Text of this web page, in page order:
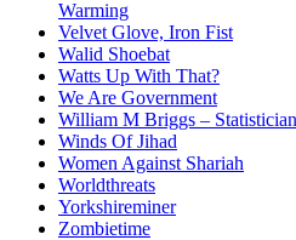
Warming
Velvet Glove, Iron Fist
Walid Shoebat
Watts Up With That?
We Are Government
William M Briggs –
Winds Of Jihad
Women Against Shariah
Worldthreats
Yorkshireminer
Zombietime